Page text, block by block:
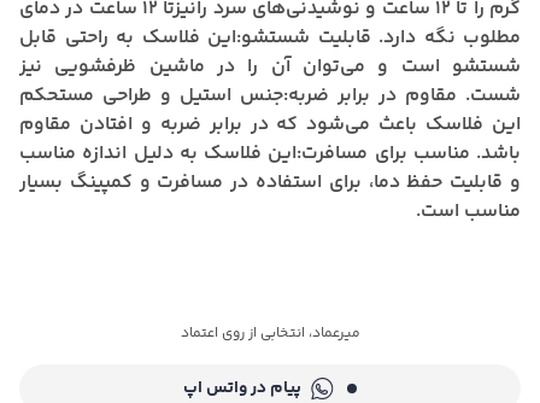
گرم را تا 12 ساعت و نوشیدنی‌های سرد رانیزتا 12 ساعت در دمای
مطلوب نگه دارد. قابلیت شستشو:این فلاسک به راحتی قابل
شستشو است و می‌توان آن را در ماشین ظرفشویی نیز
شست. مقاوم در برابر ضربه:جنس استیل و طراحی مستحکم
این فلاسک باعث می‌شود که در برابر ضربه و افتادن مقاوم
باشد. مناسب برای مسافرت:این فلاسک به دلیل اندازه مناسب
و قابلیت حفظ دما، برای استفاده در مسافرت و کمپینگ بسیار
مناسب است.
میرعماد، انتخابی از روی اعتماد
پیام در واتس اپ